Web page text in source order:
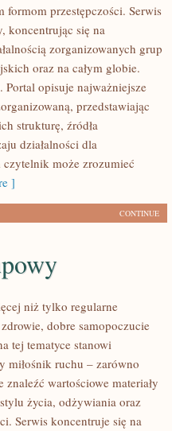
przestępczości. Serwis
koncentrując się na
zorganizowanych grup
oraz na całym globie.
opisuje najważniejsze
przedstawiając
strukturę, źródła
działalności dla
czytelnik może zrozumieć
]
CONTINUE
niż tylko regularne
dobre samopoczucie
tej tematyce stanowi
miłośnik ruchu – zarówno
wartościowe materiały
życia, odżywiania oraz
Serwis koncentruje się na